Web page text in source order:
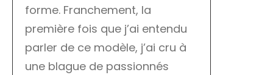
forme. Franchement, la
première fois que j’ai entendu
parler de ce modèle, j’ai cru à
une blague de passionnés